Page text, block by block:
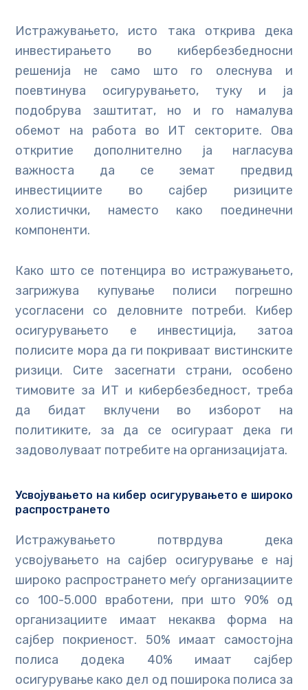
Истражувањето, исто така открива дека
инвестирањето во кибербезбедносни
решенија не само што го олеснува и
поевтинува осигурувањето, туку и ја
подобрува заштитат, но и го намалува
обемот на работа во ИТ секторите. Ова
откритие дополнително ја нагласува
важноста да се земат предвид
инвестициите во сајбер ризиците
холистички, наместо како поединечни
компоненти.
Како што се потенцира во истражувањето,
загрижува купување полиси погрешно
усогласени со деловните потреби. Кибер
осигурувањето е инвестиција, затоа
полисите мора да ги покриваат вистинските
ризици. Сите засегнати страни, особено
тимовите за ИТ и кибербезбедност, треба
да бидат вклучени во изборот на
политиките, за да се осигураат дека ги
задоволуваат потребите на организацијата.
Усвојувањето на кибер осигурувањето е широко
распространето
Истражувањето потврдува дека
усвојувањето на сајбер осигурување е нај
широко распространето меѓу организациите
со 100-5.000 вработени, при што 90% од
организациите имаат некаква форма на
сајбер покриеност. 50% имаат самостојна
полиса додека 40% имаат сајбер
осигурување како дел од поширока полиса за